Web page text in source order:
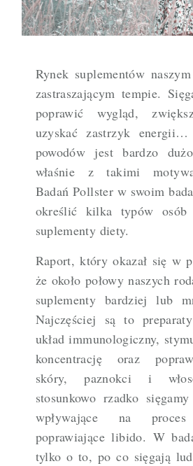
Rynek suplementów
zastraszającym tempie.
poprawić wygląd,
uzyskać zastrzyk energii…
powodów jest bardzo
właśnie z takimi
Badań Pollster w swoim
określić kilka typów osób
suplementy diety.
Raport, który okazał się w
że około połowy naszych
suplementy bardziej lub
Najczęściej są to
układ immunologiczny,
koncentrację oraz
skóry, paznokci i
stosunkowo rzadko
wpływające na
poprawiające libido. W
tylko o to, po co sięgają